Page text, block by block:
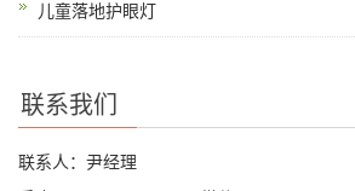
儿童落地护眼灯
联系我们
联系人：尹经理